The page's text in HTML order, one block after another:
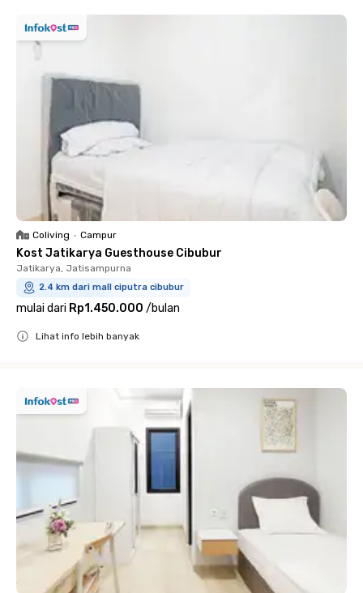
Coliving • Campur
Kost Jatikarya Guesthouse Cibubur
Jatikarya, Jatisampurna
2.4 km dari mall ciputra cibubur
mulai dari Rp1.450.000 /bulan
Lihat info lebih banyak